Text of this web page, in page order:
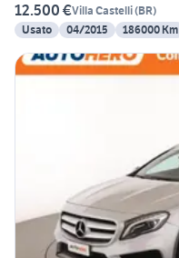
12.500 €Villa Castelli(BR)
Usato
04/2015 186000 Km